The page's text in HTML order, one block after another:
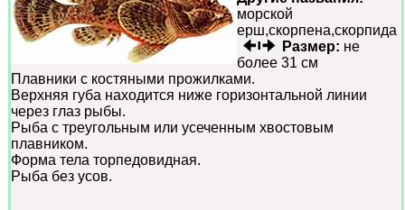
морской
ерш,скорпена,скорпида
Размер: не
более 31 см
Плавники с костяными прожилками.
Верхняя губа находится ниже горизонтальной линии
через глаз рыбы.
Рыба с треугольным или усеченным хвостовым
плавником.
Форма тела торпедовидная.
Рыба без усов.